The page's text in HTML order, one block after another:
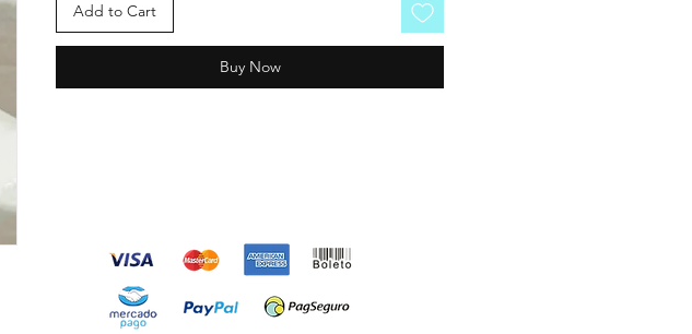
Add to Cart
Buy Now